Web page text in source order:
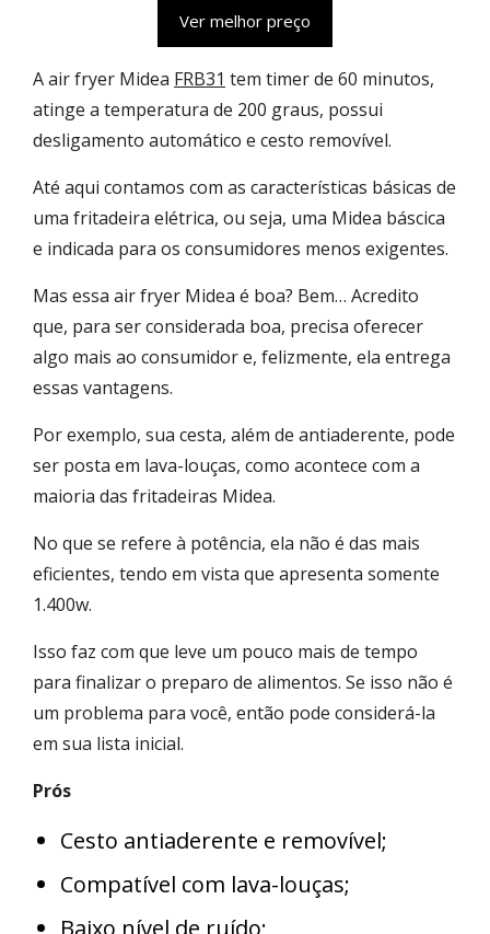
Ver melhor preço
A air fryer Midea FRB31 tem timer de 60 minutos,
atinge a temperatura de 200 graus, possui
desligamento automático e cesto removível.
Até aqui contamos com as características básicas de
uma fritadeira elétrica, ou seja, uma Midea báscica
e indicada para os consumidores menos exigentes.
Mas essa air fryer Midea é boa? Bem… Acredito
que, para ser considerada boa, precisa oferecer
algo mais ao consumidor e, felizmente, ela entrega
essas vantagens.
Por exemplo, sua cesta, além de antiaderente, pode
ser posta em lava-louças, como acontece com a
maioria das fritadeiras Midea.
No que se refere à potência, ela não é das mais
eficientes, tendo em vista que apresenta somente
1.400w.
Isso faz com que leve um pouco mais de tempo
para finalizar o preparo de alimentos. Se isso não é
um problema para você, então pode considerá-la
em sua lista inicial.
Prós
Cesto antiaderente e removível;
Compatível com lava-louças;
Baixo nível de ruído;